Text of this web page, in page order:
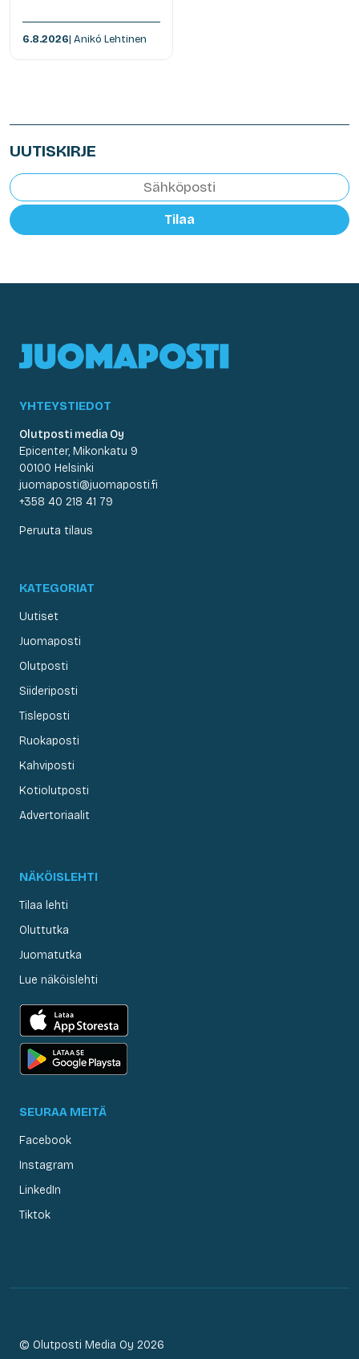
6.8.2026| Anikó Lehtinen
UUTISKIRJE
Tilaa
YHTEYSTIEDOT
Olutposti media Oy
Epicenter, Mikonkatu 9
00100 Helsinki
juomaposti@juomaposti.fi
+358 40 218 41 79
Peruuta tilaus
KATEGORIAT
Uutiset
Juomaposti
Olutposti
Siideriposti
Tisleposti
Ruokaposti
Kahviposti
Kotiolutposti
Advertoriaalit
NÄKÖISLEHTI
Tilaa lehti
Oluttutka
Juomatutka
Lue näköislehti
SEURAA MEITÄ
Facebook
Instagram
LinkedIn
Tiktok
© Olutposti Media Oy 2026